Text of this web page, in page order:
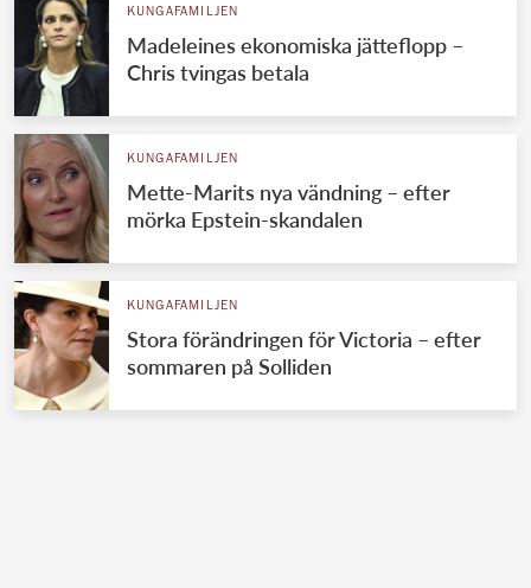
KUNGAFAMILJEN
Madeleines ekonomiska jätteflopp –
Chris tvingas betala
KUNGAFAMILJEN
Mette-Marits nya vändning – efter
mörka Epstein-skandalen
KUNGAFAMILJEN
Stora förändringen för Victoria – efter
sommaren på Solliden